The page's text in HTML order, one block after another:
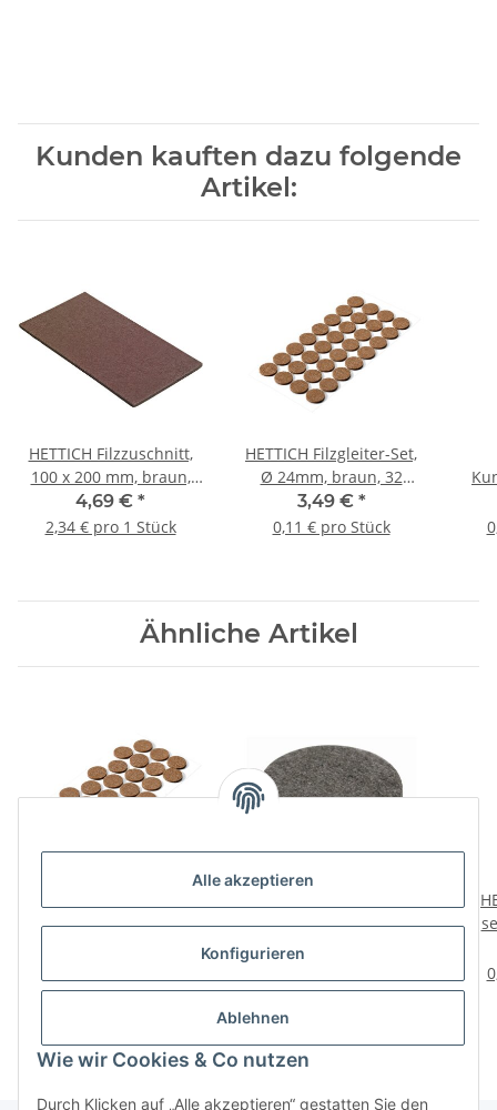
Alle akzeptieren
Konfigurieren
Ablehnen
Wie wir Cookies & Co nutzen
Durch Klicken auf „Alle akzeptieren“ gestatten Sie den
Kunden kauften dazu folgende
Artikel:
HETTICH Filzzuschnitt,
100 x 200 mm, braun,
selbstklebend, 2 Stück
4,69 € *
2,34 € pro 1 Stück
HETTICH Filzgleiter-Set,
Ø 24mm, braun, 32
Stück
3,49 € *
0,11 € pro Stück
Ähnliche Artikel
Ø 28mm, braun, 28
28mm, rund, braun,
selbstklebend, 8 Stück
2,49 €